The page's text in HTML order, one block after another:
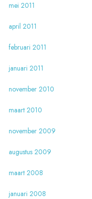
mei 2011
april 2011
februari 2011
januari 2011
november 2010
maart 2010
november 2009
augustus 2009
maart 2008
januari 2008